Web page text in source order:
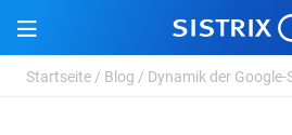
Startseite / Blog / Dynamik der Google-